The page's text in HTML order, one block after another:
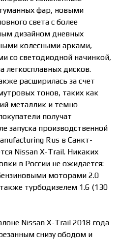
фар, новыми
света с более
дизайном дневных
колесными арками,
со светодиодной начинкой,
легкосплавных дисков.
расширилась за счет
тонов, таких как
металлик и темно-
получат
запуска производственной
Rus в Санкт-
Nissan X-Trail. Никаких
в России не ожидается:
моторами 2.0
турбодизелем 1.6 (130
Nissan X-Trail 2018 года
снизу ободом и